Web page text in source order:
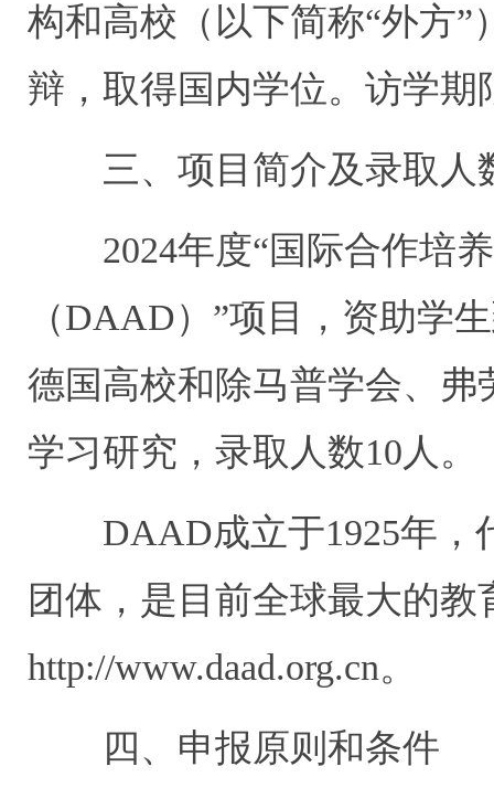
构和高校（以下简称“外方
辩，取得国内学位。访学
三、项目简介及录取人
2024年度“国际合作培
（DAAD）”项目，资助学
德国高校和除马普学会、
学习研究，录取人数10人。
DAAD成立于1925年，
团体，是目前全球最大的
http://www.daad.org.cn。
四、申报原则和条件